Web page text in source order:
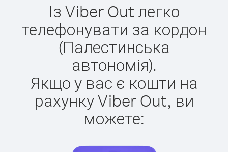
Із Viber Out легко
телефонувати за кордон
(Палестинська
автономія).
Якщо у вас є кошти на
рахунку Viber Out, ви
можете: